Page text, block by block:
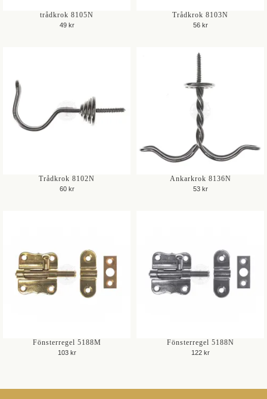
trådkrok 8105N
49 kr
Trådkrok 8103N
56 kr
Trådkrok 8102N
60 kr
Ankarkrok 8136N
53 kr
Fönsterregel 5188M
103 kr
Fönsterregel 5188N
122 kr